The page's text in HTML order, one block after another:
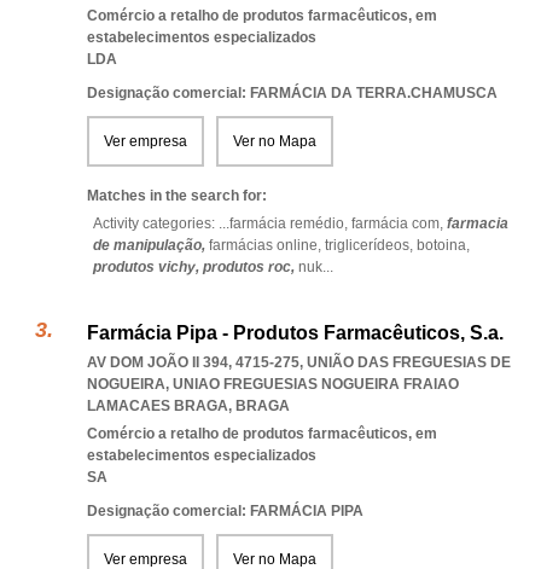
Comércio a retalho de produtos farmacêuticos, em
estabelecimentos especializados
LDA
Designação comercial: FARMÁCIA DA TERRA.CHAMUSCA
Ver empresa Ver no Mapa
Matches in the search for:
Activity categories: ...farmácia remédio, farmácia com, farmacia
de manipulação, farmácias online, triglicerídeos, botoina,
produtos vichy, produtos roc, nuk...
Farmácia Pipa - Produtos Farmacêuticos, S.a.
AV DOM JOÃO II 394, 4715-275, UNIÃO DAS FREGUESIAS DE
NOGUEIRA, UNIAO FREGUESIAS NOGUEIRA FRAIAO
LAMACAES BRAGA, BRAGA
Comércio a retalho de produtos farmacêuticos, em
estabelecimentos especializados
SA
Designação comercial: FARMÁCIA PIPA
Ver empresa Ver no Mapa